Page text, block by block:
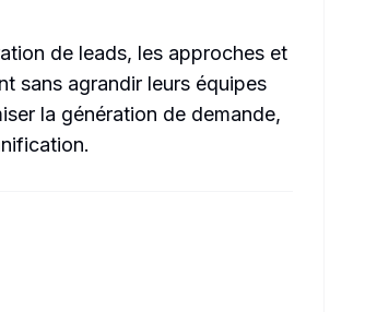
de leads, les approches et
sans agrandir leurs équipes
la génération de demande,